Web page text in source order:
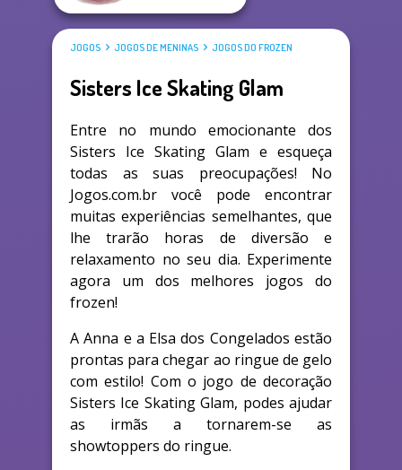
JOGOS JOGOS DE MENINAS JOGOS DO FROZEN
Sisters Ice Skating Glam
Entre no mundo emocionante dos
Sisters Ice Skating Glam e esqueça
todas as suas preocupações! No
Jogos.com.br você pode encontrar
muitas experiências semelhantes, que
lhe trarão horas de diversão e
relaxamento no seu dia. Experimente
agora um dos melhores jogos do
frozen!
A Anna e a Elsa dos Congelados estão
prontas para chegar ao ringue de gelo
com estilo! Com o jogo de decoração
Sisters Ice Skating Glam, podes ajudar
as irmãs a tornarem-se as
showtoppers do ringue.